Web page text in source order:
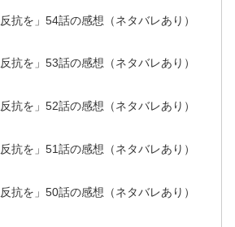
抗を」54話の感想（ネタバレあり）
抗を」53話の感想（ネタバレあり）
抗を」52話の感想（ネタバレあり）
抗を」51話の感想（ネタバレあり）
抗を」50話の感想（ネタバレあり）